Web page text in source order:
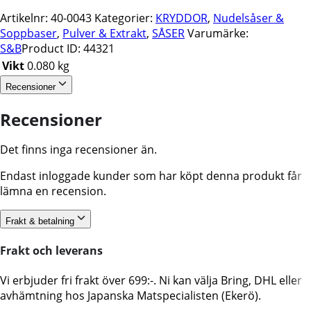
Artikelnr: 40-0043 Kategorier: KRYDDOR, Nudelsåser &
Soppbaser, Pulver & Extrakt, SÅSERVarumärke:
S&BProduct ID: 44321
Vikt0.080 kg
Recensioner
Recensioner
Det finns inga recensioner än.
Endast inloggade kunder som har köpt denna produkt får
lämna en recension.
Frakt & betalning
Frakt och leverans
Vi erbjuder fri frakt över 699:-. Ni kan välja Bring, DHL eller
avhämtning hos Japanska Matspecialisten (Ekerö).